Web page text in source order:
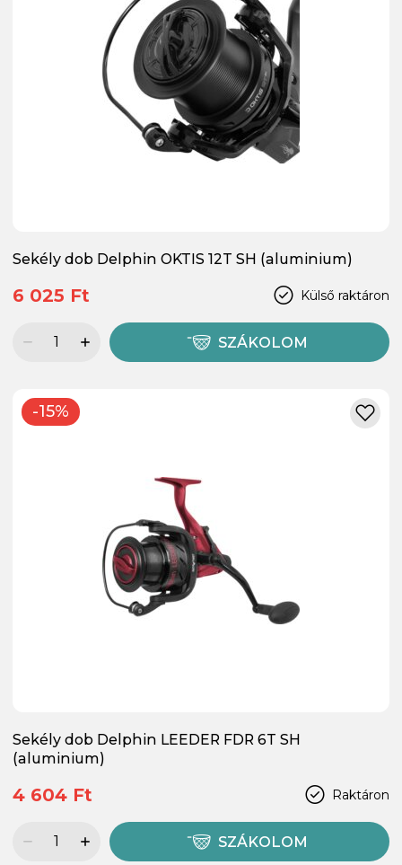
Sekély dob Delphin OKTIS 12T SH (aluminium)
Külső raktáron
6 025 Ft
SZÁKOLOM
-15%
Sekély dob Delphin LEEDER FDR 6T SH
(aluminium)
Raktáron
4 604 Ft
SZÁKOLOM